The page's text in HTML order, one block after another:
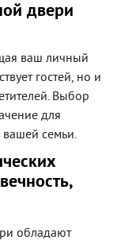
двери
ваш личный
гостей, но и
Выбор
для
семьи.
обладают